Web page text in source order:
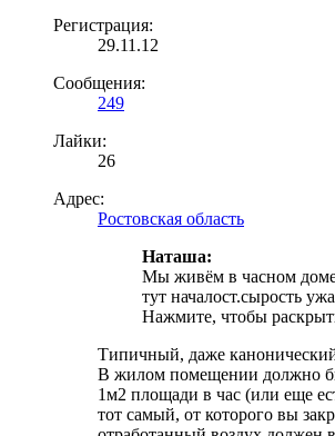
Регистрация:
29.11.12
Сообщения:
249
Лайки:
26
Адрес:
Ростовская область
Наташа:
Мы живём в часном
тут началост.сырость
Нажмите, чтобы
Типичный, даже
В жилом помещении должно
1м2 площади в час (или еще
тот самый, от которого вы